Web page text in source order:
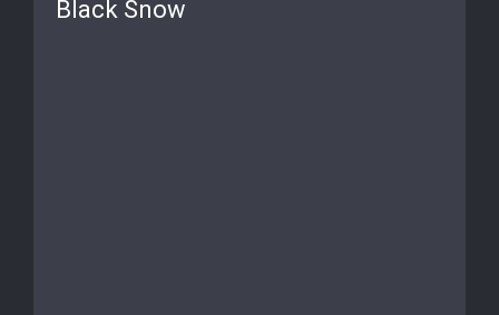
Black Snow